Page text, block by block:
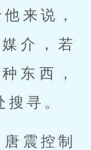
来说，
介，若
东西，
寻。
震控制